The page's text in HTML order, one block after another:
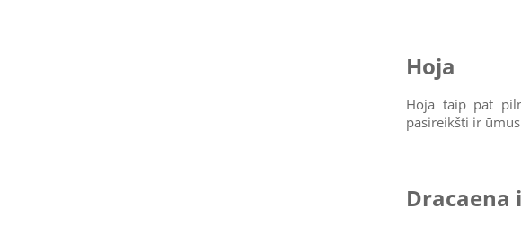
Hoja
Hoja taip pat
pasireikšti ir
Dracaena